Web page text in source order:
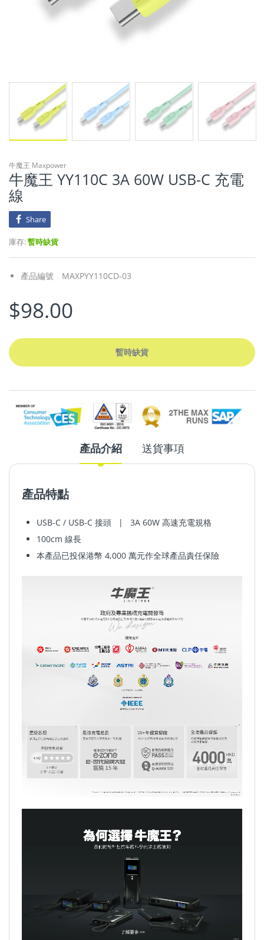
牛魔王 Maxpower
牛魔王 YY110C 3A 60W USB-C 充電
線
Share
庫存:暫時缺貨
產品編號 MAXPYY110CD-03
$98.00
暫時缺貨
產品介紹 送貨事項
產品特點
USB-C / USB-C 接頭 | 3A 60W 高速充電規格
100cm 線長
本產品已投保港幣 4,000 萬元作全球產品責任保險